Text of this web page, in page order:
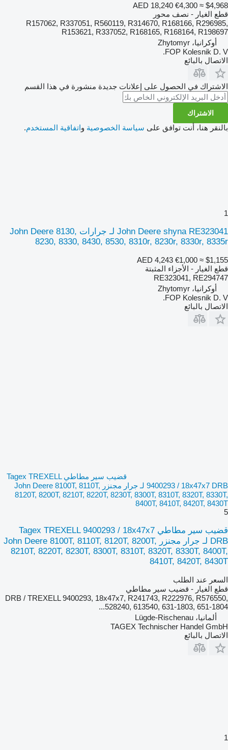
AED 18,240 €4,300 ≈ $4,968
قطع الغيار - نصف محور
R157062, R337051, R560119, R314670, R168166, R296985,
R153621, R337052, R168165, R168164, R198697
أوكرانيا، Zhytomyr
FOP Kolesnik D. V.
الاتصال بالبائع
الاشتراك في الحصول على إعلانات جديدة منشورة في هذا القسم
الاشتراك
بالنقر هنا، أنت توافق على سياسة الخصوصية واتفاقية المستخدم.
1
John Deere shyna RE323041 لـ جرارات John Deere 8130,
8230, 8330, 8430, 8530, 8310r, 8230r, 8330r, 8335r
AED 4,243 €1,000 ≈ $1,155
قطع الغيار - الأجزاء المثبتة
RE323041, RE294747
أوكرانيا، Zhytomyr
FOP Kolesnik D. V.
الاتصال بالبائع
قضيب سير مطاطي Tagex TREXELL
9400293 / 18x47x7 DRB لـ جرار مجنزر John Deere 8100T, 8110T,
8120T, 8200T, 8210T, 8220T, 8230T, 8300T, 8310T, 8320T, 8330T,
8400T, 8410T, 8420T, 8430T
5
قضيب سير مطاطي Tagex TREXELL 9400293 / 18x47x7
DRB لـ جرار مجنزر John Deere 8100T, 8110T, 8120T, 8200T,
8210T, 8220T, 8230T, 8300T, 8310T, 8320T, 8330T, 8400T,
8410T, 8420T, 8430T
السعر عند الطلب
قطع الغيار - قضيب سير مطاطي
DRB / TREXELL 9400293, 18x47x7, R241743, R222976, R576550,
528240, 613540, 631-1803, 651-1804...
ألمانيا، Lügde-Rischenau
TAGEX Technischer Handel GmbH
الاتصال بالبائع
1